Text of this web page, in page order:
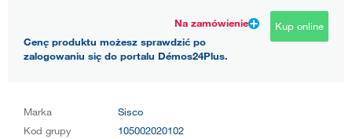
Na zamówienie
Cenę produktu możesz sprawdzić po
zalogowaniu się do portalu Démos24Plus.
Kup online
Marka
Sisco
Kod grupy
105002020102